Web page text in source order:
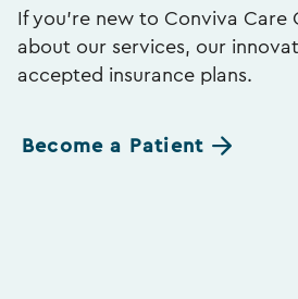
If you’re new to Conviva Care
about our services, our
accepted insurance plans.
Become a Patient